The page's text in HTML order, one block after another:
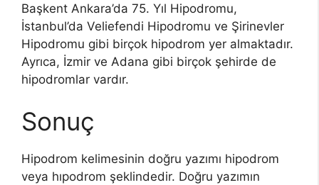
Başkent Ankara’da 75. Yıl Hipodromu,
İstanbul’da Veliefendi Hipodromu ve Şirinevler
Hipodromu gibi birçok hipodrom yer almaktadır.
Ayrıca, İzmir ve Adana gibi birçok şehirde de
hipodromlar vardır.
Sonuç
Hipodrom kelimesinin doğru yazımı hipodrom
veya hıpodrom şeklindedir. Doğru yazımın